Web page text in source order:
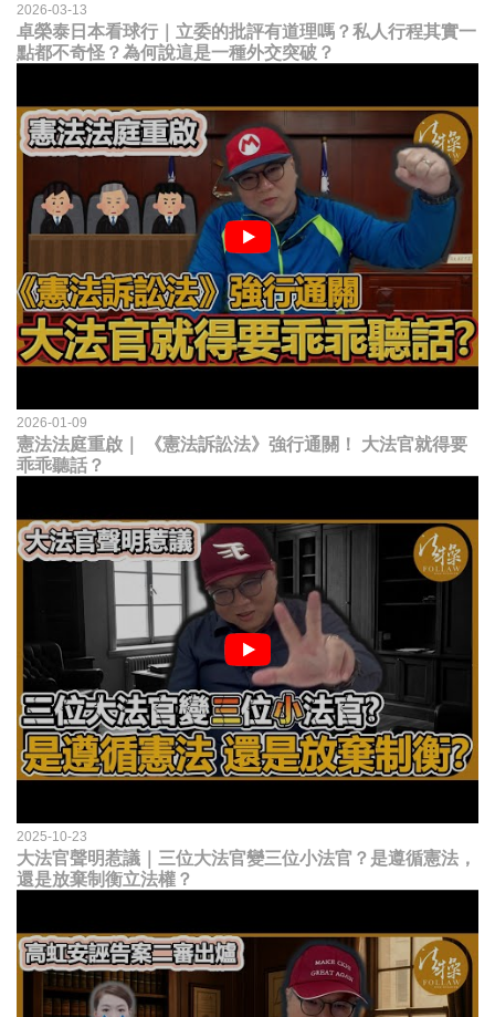
2026-03-13
卓榮泰日本看球行｜立委的批評有道理嗎？私人行程其實一
點都不奇怪？為何說這是一種外交突破？
2026-01-09
憲法法庭重啟｜ 《憲法訴訟法》強行通關！ 大法官就得要
乖乖聽話？
2025-10-23
大法官聲明惹議｜三位大法官變三位小法官？是遵循憲法，
還是放棄制衡立法權？